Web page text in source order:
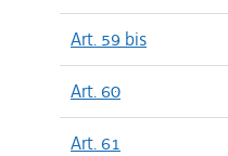
Art. 59 bis
Art. 60
Art. 61